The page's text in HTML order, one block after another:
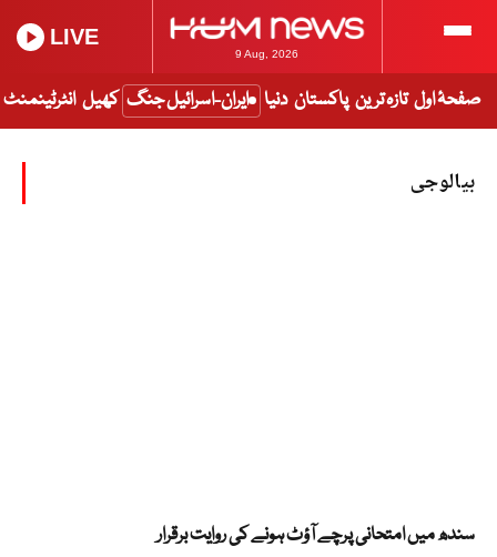
9 Aug, 2026
LIVE
صفحۂ اول تازہ ترین پاکستان دنیا ایران-اسرائیل جنگ کھیل انٹرٹینمنٹ
بیالوجی
سندھ میں امتحانی پرچے آؤٹ ہونے کی روایت برقرار